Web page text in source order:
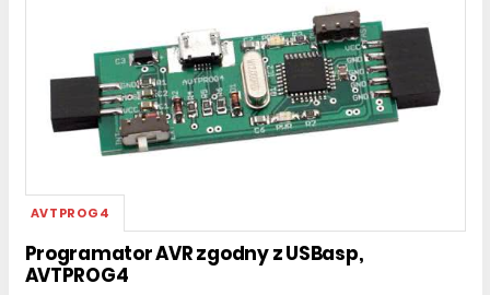
AVTPROG4
Programator AVR zgodny z USBasp,
AVTPROG4